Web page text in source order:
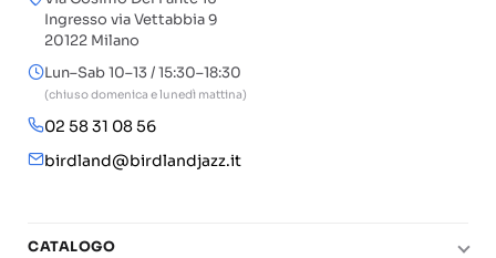
Ingresso via Vettabbia 9
20122 Milano
Lun–Sab 10–13 / 15:30–18:30
(chiuso domenica e lunedì mattina)
02 58 31 08 56
birdland@birdlandjazz.it
CATALOGO